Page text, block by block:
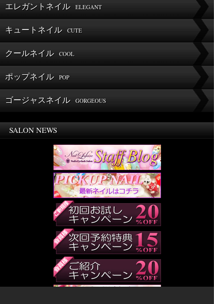
エレガントネイル ELEGANT
キュートネイル CUTE
クールネイル COOL
ポップネイル POP
ゴージャスネイル GORGEOUS
SALON NEWS